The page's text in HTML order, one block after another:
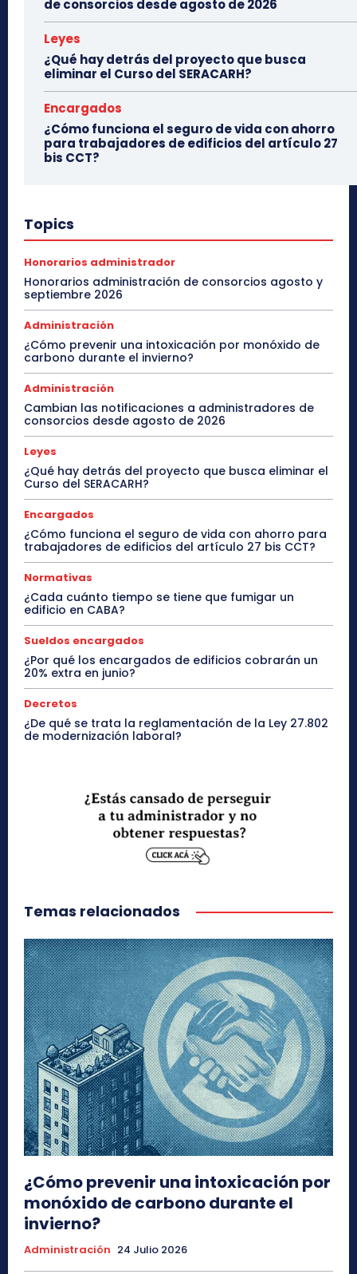
de consorcios desde agosto de 2026
Leyes
¿Qué hay detrás del proyecto que busca
eliminar el Curso del SERACARH?
Encargados
¿Cómo funciona el seguro de vida con ahorro
para trabajadores de edificios del artículo 27
bis CCT?
Topics
Honorarios administrador
Honorarios administración de consorcios agosto y
septiembre 2026
Administración
¿Cómo prevenir una intoxicación por monóxido de
carbono durante el invierno?
Administración
Cambian las notificaciones a administradores de
consorcios desde agosto de 2026
Leyes
¿Qué hay detrás del proyecto que busca eliminar el
Curso del SERACARH?
Encargados
¿Cómo funciona el seguro de vida con ahorro para
trabajadores de edificios del artículo 27 bis CCT?
Normativas
¿Cada cuánto tiempo se tiene que fumigar un
edificio en CABA?
Sueldos encargados
¿Por qué los encargados de edificios cobrarán un
20% extra en junio?
Decretos
¿De qué se trata la reglamentación de la Ley 27.802
de modernización laboral?
Temas relacionados
¿Cómo prevenir una intoxicación por
monóxido de carbono durante el
invierno?
Administración 24 Julio 2026